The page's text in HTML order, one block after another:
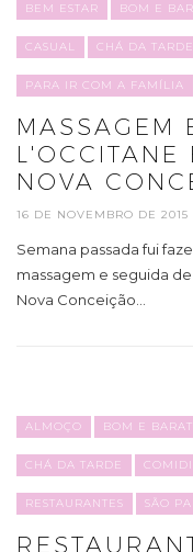
BEM ESTAR BOM E
CASUAL CHÁ DA TARDE
PARA IR COM A FAMÍLIA
MASSAGEM
NOVA
16 DE NOVEMBRO DE 2015
Semana passada fui
massagem e seguida
Nova Conceição…
ALMOÇO BOM E
CHÁ DA TARDE
RESTAURANTES SÃO